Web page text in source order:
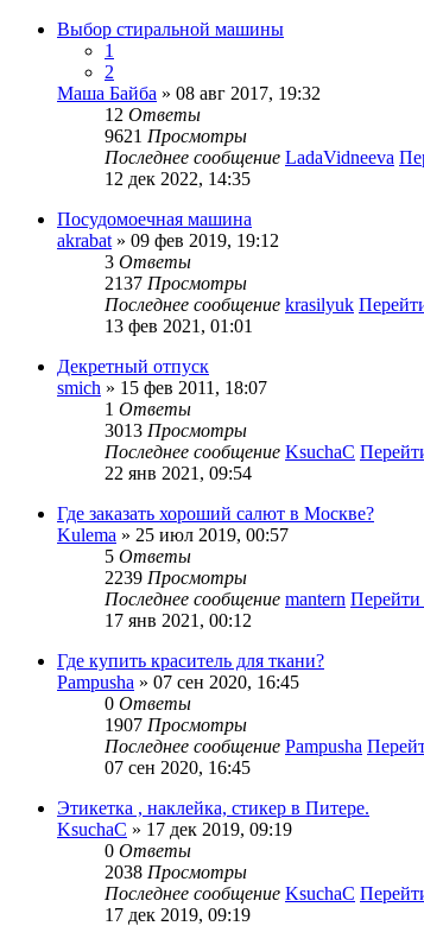
Выбор стиральной машины
1
2
Маша Байба » 08 авг 2017, 19:32
12 Ответы
9621 Просмотры
Последнее сообщение LadaVidneeva
12 дек 2022, 14:35
Посудомоечная машина
akrabat » 09 фев 2019, 19:12
3 Ответы
2137 Просмотры
Последнее сообщение krasilyuk
13 фев 2021, 01:01
Декретный отпуск
smich » 15 фев 2011, 18:07
1 Ответы
3013 Просмотры
Последнее сообщение KsuchaC
22 янв 2021, 09:54
Где заказать хороший салют в Москве?
Kulema » 25 июл 2019, 00:57
5 Ответы
2239 Просмотры
Последнее сообщение mantern
17 янв 2021, 00:12
Где купить краситель для ткани?
Pampusha » 07 сен 2020, 16:45
0 Ответы
1907 Просмотры
Последнее сообщение Pampusha
07 сен 2020, 16:45
Этикетка , наклейка, стикер в Питере.
KsuchaC » 17 дек 2019, 09:19
0 Ответы
2038 Просмотры
Последнее сообщение KsuchaC
17 дек 2019, 09:19